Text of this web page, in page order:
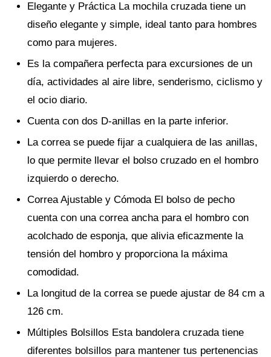
Elegante y Práctica La mochila cruzada tiene un
diseño elegante y simple, ideal tanto para hombres
como para mujeres.
Es la compañera perfecta para excursiones de un
día, actividades al aire libre, senderismo, ciclismo y
el ocio diario.
Cuenta con dos D-anillas en la parte inferior.
La correa se puede fijar a cualquiera de las anillas,
lo que permite llevar el bolso cruzado en el hombro
izquierdo o derecho.
Correa Ajustable y Cómoda El bolso de pecho
cuenta con una correa ancha para el hombro con
acolchado de esponja, que alivia eficazmente la
tensión del hombro y proporciona la máxima
comodidad.
La longitud de la correa se puede ajustar de 84 cm a
126 cm.
Múltiples Bolsillos Esta bandolera cruzada tiene
diferentes bolsillos para mantener tus pertenencias